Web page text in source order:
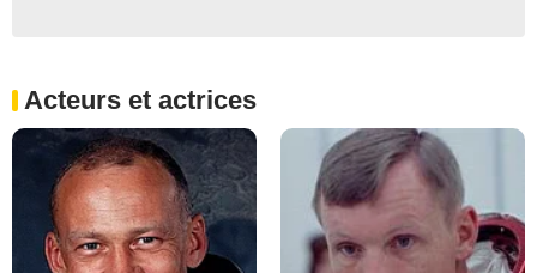
Acteurs et actrices